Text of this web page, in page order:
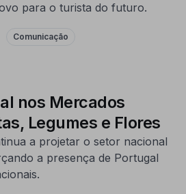
para o turista do futuro.
Comunicação
nos Mercados
Legumes e Flores
a projetar o setor nacional
a presença de Portugal